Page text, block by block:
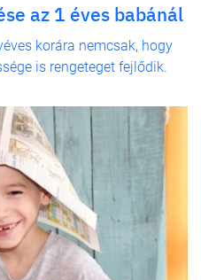
az 1 éves babánál
korára nemcsak, hogy
is rengeteget fejlődik.